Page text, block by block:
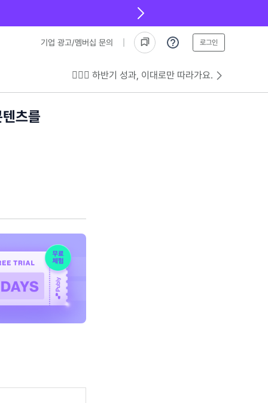
기업 광고/멤버십 문의 로그인
💁🏻‍♂️ 하반기 성과, 이대로만 따라가요.
츠를